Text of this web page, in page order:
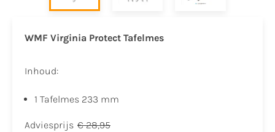
WMF Virginia Protect Tafelmes
Inhoud:
1 Tafelmes 233 mm
Adviesprijs € 28,95